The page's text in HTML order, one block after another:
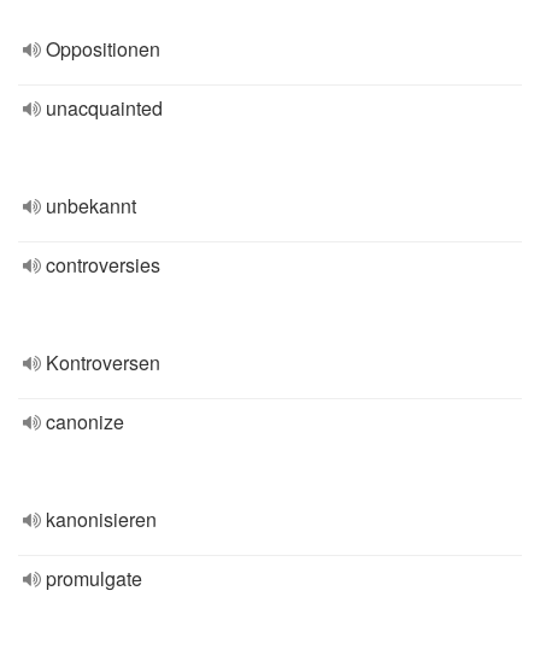
Oppositionen
unacquainted
unbekannt
controversies
Kontroversen
canonize
kanonisieren
promulgate